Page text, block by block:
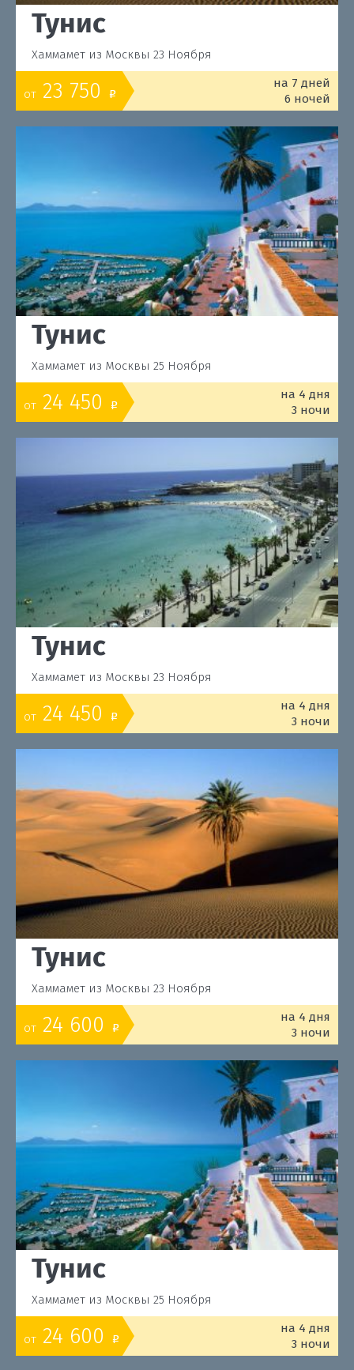
Тунис
Хаммамет из Москвы 23 Ноября
от 23 750 o
на 7 дней
6 ночей
Тунис
Хаммамет из Москвы 25 Ноября
от 24 450 o
на 4 дня
3 ночи
Тунис
Хаммамет из Москвы 23 Ноября
от 24 450 o
на 4 дня
3 ночи
Тунис
Хаммамет из Москвы 23 Ноября
от 24 600 o
на 4 дня
3 ночи
Тунис
Хаммамет из Москвы 25 Ноября
от 24 600 o
на 4 дня
3 ночи